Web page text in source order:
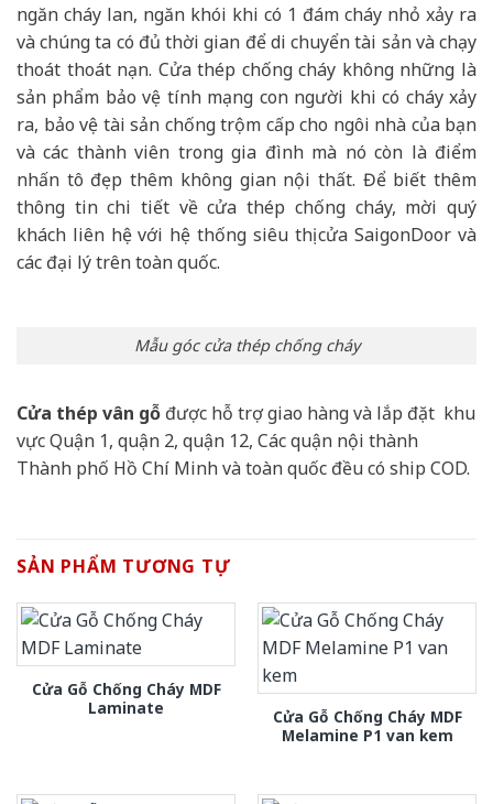
ngăn cháy lan, ngăn khói khi có 1 đám cháy nhỏ xảy ra
và chúng ta có đủ thời gian để di chuyển tài sản và chạy
thoát thoát nạn. Cửa thép chống cháy không những là
sản phẩm bảo vệ tính mạng con người khi có cháy xảy
ra, bảo vệ tài sản chống trộm cấp cho ngôi nhà của bạn
và các thành viên trong gia đình mà nó còn là điểm
nhấn tô đẹp thêm không gian nội thất. Để biết thêm
thông tin chi tiết về cửa thép chống cháy, mời quý
khách liên hệ với hệ thống siêu thị cửa SaigonDoor và
các đại lý trên toàn quốc.
Mẫu góc cửa thép chống cháy
Cửa thép vân gỗ được hỗ trợ giao hàng và lắp đặt khu
vực Quận 1, quận 2, quận 12, Các quận nội thành
Thành phố Hồ Chí Minh và toàn quốc đều có ship COD.
SẢN PHẨM TƯƠNG TỰ
Cửa Gỗ Chống Cháy MDF
Laminate
Cửa Gỗ Chống Cháy MDF
Melamine P1 van kem